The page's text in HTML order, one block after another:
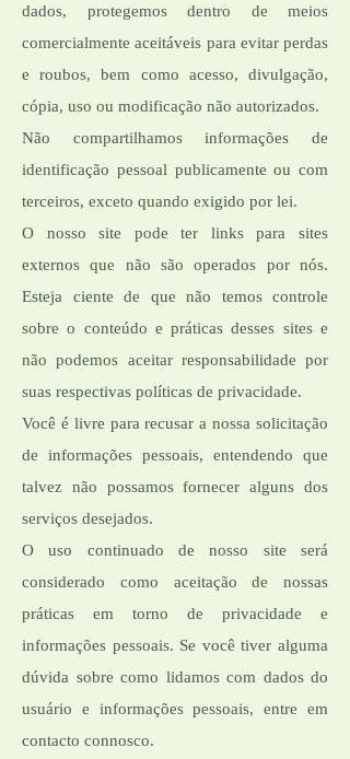
dados, protegemos dentro de meios
comercialmente aceitáveis ​​para evitar perdas
e roubos, bem como acesso, divulgação,
cópia, uso ou modificação não autorizados.
Não compartilhamos informações de
identificação pessoal publicamente ou com
terceiros, exceto quando exigido por lei.
O nosso site pode ter links para sites
externos que não são operados por nós.
Esteja ciente de que não temos controle
sobre o conteúdo e práticas desses sites e
não podemos aceitar responsabilidade por
suas respectivas políticas de privacidade.
Você é livre para recusar a nossa solicitação
de informações pessoais, entendendo que
talvez não possamos fornecer alguns dos
serviços desejados.
O uso continuado de nosso site será
considerado como aceitação de nossas
práticas em torno de privacidade e
informações pessoais. Se você tiver alguma
dúvida sobre como lidamos com dados do
usuário e informações pessoais, entre em
contacto connosco.